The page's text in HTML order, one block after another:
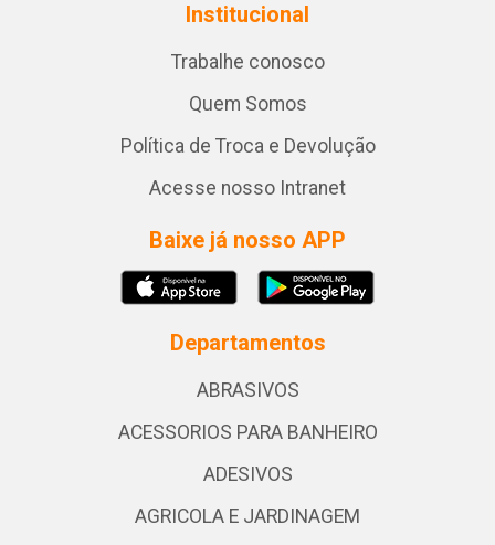
Institucional
Trabalhe conosco
Quem Somos
Política de Troca e Devolução
Acesse nosso Intranet
Baixe já nosso APP
Departamentos
ABRASIVOS
ACESSORIOS PARA BANHEIRO
ADESIVOS
AGRICOLA E JARDINAGEM